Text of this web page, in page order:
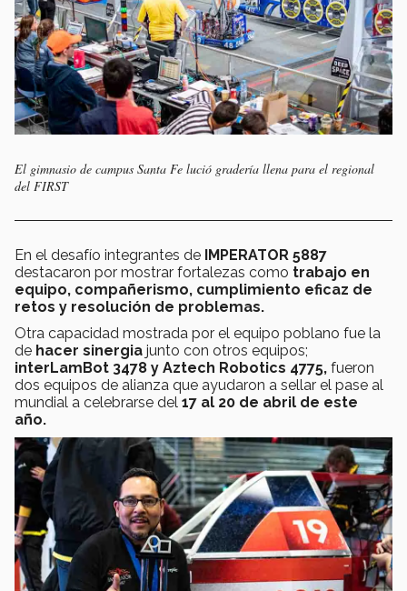
El gimnasio de campus Santa Fe lució gradería llena para el regional
del FIRST
En el desafío integrantes de IMPERATOR 5887
destacaron por mostrar fortalezas como trabajo en
equipo, compañerismo, cumplimiento eficaz de
retos y resolución de problemas.
Otra capacidad mostrada por el equipo poblano fue la
de hacer sinergia junto con otros equipos;
interLamBot 3478 y Aztech Robotics 4775, fueron
dos equipos de alianza que ayudaron a sellar el pase al
mundial a celebrarse del 17 al 20 de abril de este
año.